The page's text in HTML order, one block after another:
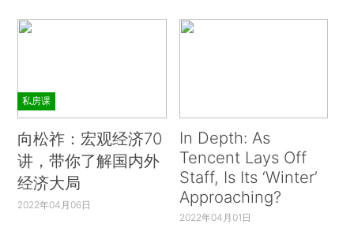
私房课
向松祚：宏观经济70
讲，带你了解国内外
经济大局
2022年04月06日
In Depth: As
Tencent Lays Off
Staff, Is Its ‘Winter’
Approaching?
2022年04月01日